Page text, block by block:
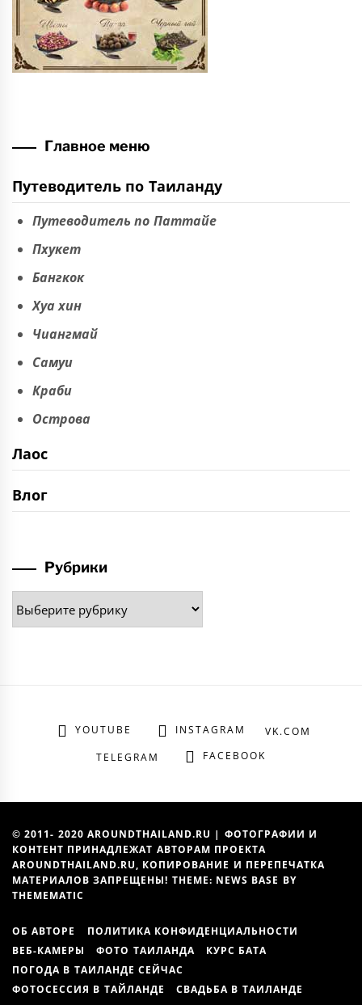
Главное меню
Путеводитель по Таиланду
Путеводитель по Паттайе
Пхукет
Бангкок
Хуа хин
Чиангмай
Самуи
Краби
Острова
Лаос
Влог
Рубрики
Рубрики
YOUTUBE INSTAGRAM
VK.COM
TELEGRAM
FACEBOOK
© 2011- 2020 AROUNDTHAILAND.RU | ФОТОГРАФИИ И
КОНТЕНТ ПРИНАДЛЕЖАТ АВТОРАМ ПРОЕКТА
AROUNDTHAILAND.RU, КОПИРОВАНИЕ И ПЕРЕПЕЧАТКА
МАТЕРИАЛОВ ЗАПРЕЩЕНЫ! THEME: NEWS BASE BY
THEMEMATIC
ОБ АВТОРЕ
ПОЛИТИКА КОНФИДЕНЦИАЛЬНОСТИ
ВЕБ-КАМЕРЫ
ФОТО ТАИЛАНДА
КУРС БАТА
ПОГОДА В ТАИЛАНДЕ СЕЙЧАС
ФОТОСЕССИЯ В ТАЙЛАНДЕ
СВАДЬБА В ТАИЛАНДЕ